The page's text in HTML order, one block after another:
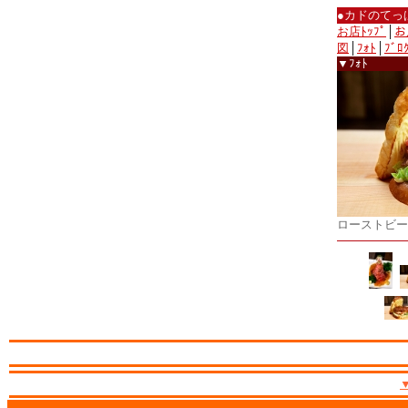
●カドのて
お店ﾄｯﾌﾟ
図
ﾌｫﾄ
ﾌﾞﾛ
▼ﾌｫﾄ
ローストビ